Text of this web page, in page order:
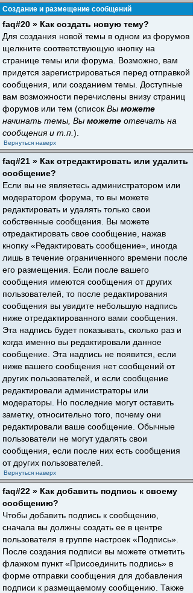
Создание и размещение сообщений
faq#20 » Как создать новую тему?
Для создания новой темы в одном из форумов
щелкните соответствующую кнопку на
странице темы или форума. Возможно, вам
придется зарегистрироваться перед отправкой
сообщения, или созданием темы. Доступные
вам возможности перечислены внизу страниц
форумов или тем (список Вы можете
начинать темы, Вы можете отвечать на
сообщения и т.п. ).
Вернуться наверх
faq#21 » Как отредактировать или удалить
сообщение?
Если вы не являетесь администратором или
модератором форума, то вы можете
редактировать и удалять только свои
собственные сообщения. Вы можете
отредактировать свое сообщение, нажав
кнопку «Редактировать сообщение», иногда
лишь в течение ограниченного времени после
его размещения. Если после вашего
сообщения имеются сообщения от других
пользователей, то после редактирования
сообщения вы увидите небольшую надпись
ниже отредактированного вами сообщения.
Эта надпись будет показывать, сколько раз и
когда именно вы редактировали данное
сообщение. Эта надпись не появится, если
ниже вашего сообщения нет сообщений от
других пользователей, и если сообщение
редактировали администраторы или
модераторы. Но последние могут оставить
заметку, относительно того, почему они
редактировали ваше сообщение. Обычные
пользователи не могут удалять свои
сообщения, если после них есть сообщения
от других пользователей.
Вернуться наверх
faq#22 » Как добавить подпись к своему
сообщению?
Чтобы добавить подпись к сообщению,
сначала вы должны создать ее в центре
пользователя в группе настроек «Подпись».
После создания подписи вы можете отметить
флажком пункт «Присоединить подпись» в
форме отправки сообщения для добавления
подписи к размещаемому сообщению. Также